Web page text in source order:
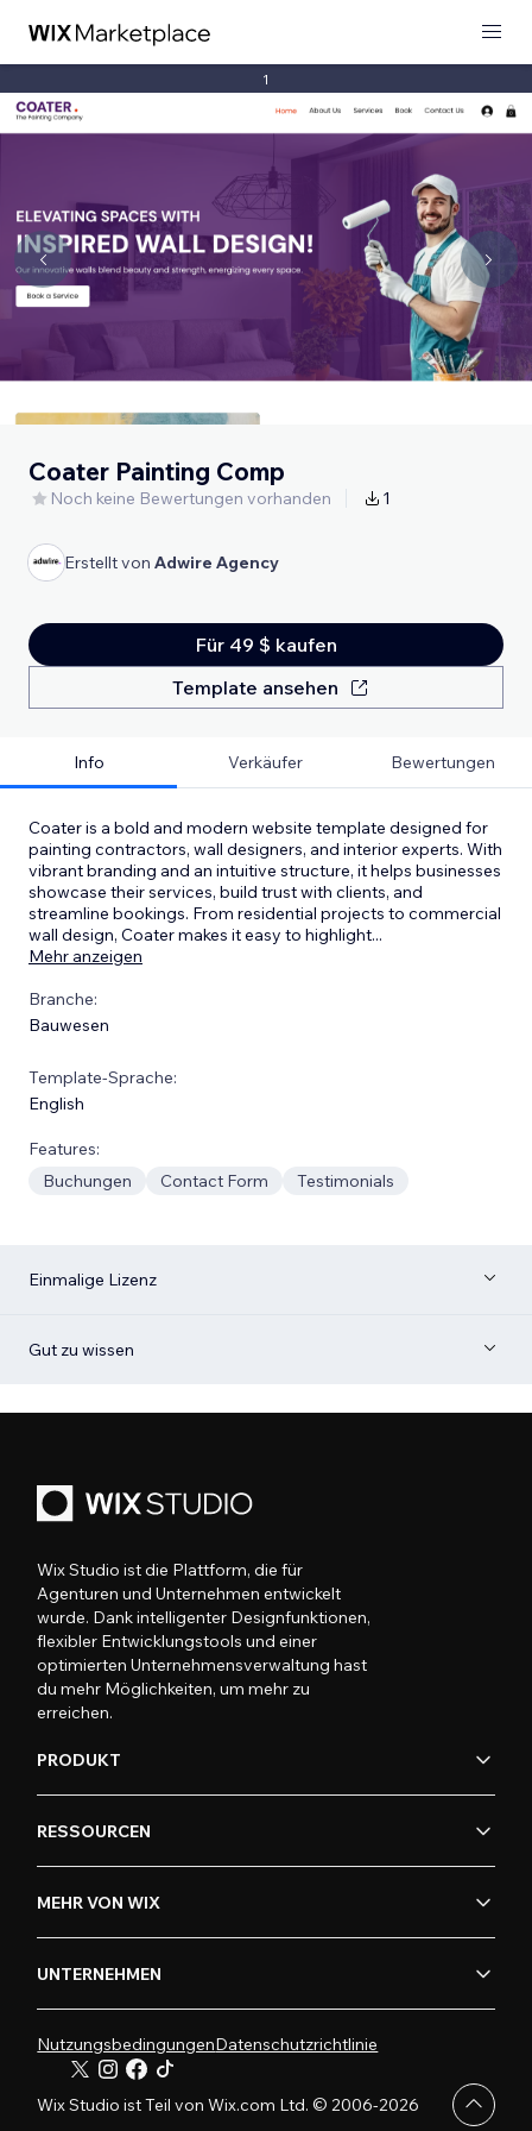
1
Coater Painting Comp
Noch keine Bewertungen vorhanden 1
Erstellt von Adwire Agency
Für 49 $ kaufen
Template ansehen
Info Verkäufer Bewertungen
Coater is a bold and modern website template designed for
painting contractors, wall designers, and interior experts. With
vibrant branding and an intuitive structure, it helps businesses
showcase their services, build trust with clients, and
streamline bookings. From residential projects to commercial
wall design, Coater makes it easy to highlight...
Mehr anzeigen
Branche:
Bauwesen
Template-Sprache:
English
Features:
Buchungen
Contact Form Testimonials
Einmalige Lizenz
Gut zu wissen
Wix Studio ist die Plattform, die für
Agenturen und Unternehmen entwickelt
wurde. Dank intelligenter Designfunktionen,
flexibler Entwicklungstools und einer
optimierten Unternehmensverwaltung hast
du mehr Möglichkeiten, um mehr zu
erreichen.
PRODUKT
RESSOURCEN
MEHR VON WIX
UNTERNEHMEN
NutzungsbedingungenDatenschutzrichtlinie
Wix Studio ist Teil von Wix.com Ltd. © 2006-2026